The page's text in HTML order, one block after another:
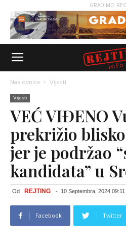
GRADIMO
Naslovnica Vijesti
Vijesti
VEĆ VIĐENO
prekrižio
jer je podržao
kandidata” u
Od REJTING - 10 Septembra, 2024 09:11
Facebook Twitter